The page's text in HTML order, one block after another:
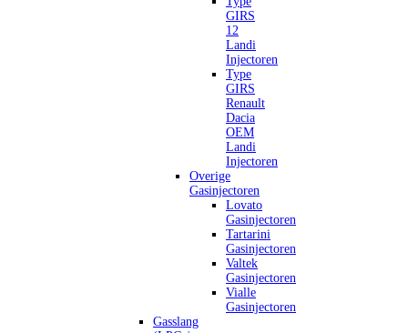
GIRS
12
Landi
Injectoren
Type
GIRS
Renault
Dacia
OEM
Landi
Injectoren
Overige
Gasinjectoren
Lovato
Gasinjectoren
Tartarini
Gasinjectoren
Valtek
Gasinjectoren
Vialle
Gasinjectoren
Gasslang